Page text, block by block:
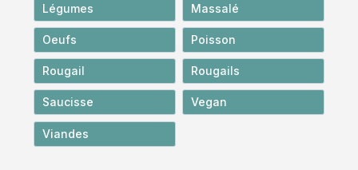
Légumes Massalé
Oeufs Poisson
Rougail Rougails
Saucisse Vegan
Viandes